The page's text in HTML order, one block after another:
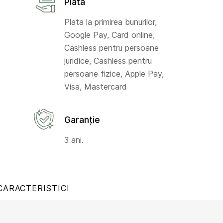
Plata la primirea bunurilor,
Google Pay, Card online,
Cashless pentru persoane
juridice, Cashless pentru
persoane fizice, Apple Pay,
Visa, Mastercard
Garanție
3 ani.